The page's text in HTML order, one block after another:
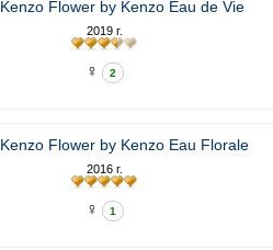
Kenzo Flower by Kenzo Eau de Vie
2019 г.
♀ 2
Kenzo Flower by Kenzo Eau Florale
2016 г.
♀ 1